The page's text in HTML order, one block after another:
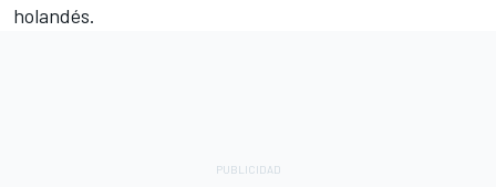
holandés.